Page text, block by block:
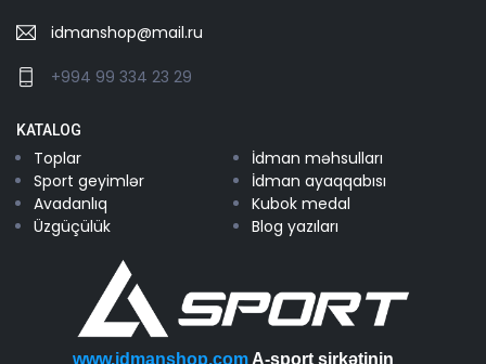
idmanshop@mail.ru
+994 99 334 23 29
KATALOG
Toplar
İdman məhsulları
Sport geyimlər
İdman ayaqqabısı
Avadanlıq
Kubok medal
Üzgüçülük
Blog yazıları
www.idmanshop.com A-sport şirkətinin